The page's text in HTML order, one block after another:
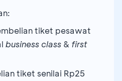
tiket pesawat
business class & first
tiket senilai Rp25